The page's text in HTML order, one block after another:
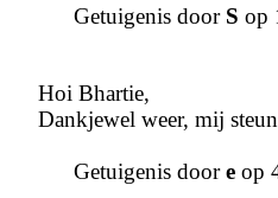
Getuigenis door S op
Hoi Bhartie,
Dankjewel weer, mij
Getuigenis doore op